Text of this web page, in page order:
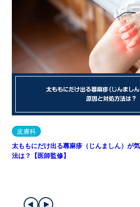
皮膚科
太ももにだけ出る蕁麻疹（じんましん）が
法は？【医師監修】